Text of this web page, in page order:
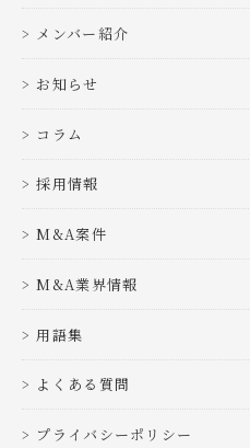
メンバー紹介
お知らせ
コラム
採用情報
M&A案件
M&A業界情報
用語集
よくある質問
プライバシーポリシー